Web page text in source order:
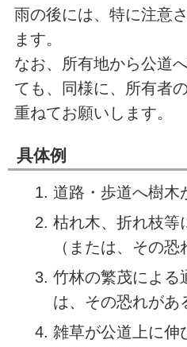
雨の後には、特に注意
ます。
なお、所有地から公道
ても、同様に、所有者
重ねてお願いします。
具体例
道路・歩道へ樹木
枯れ木、折れ枝等
（または、その恐
竹林の繁茂による
は、その恐れがあ
雑草が公道上に伸